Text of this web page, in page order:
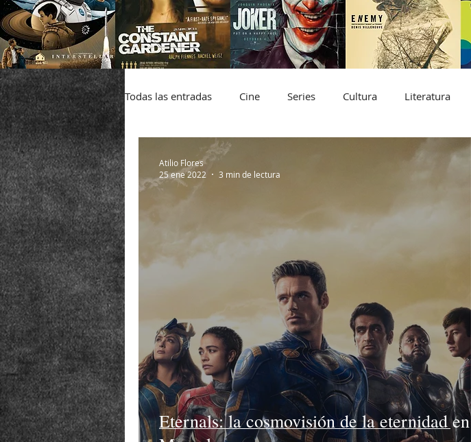
Todas las entradas Cine Series Cultura Literatura
Eternals: la cosmovisión de la eternidad en
Atilio Flores
25 ene 2022
3 min de lectura